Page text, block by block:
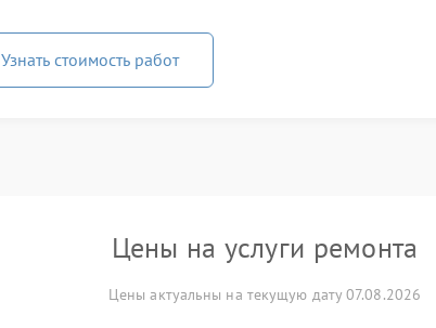
Узнать стоимость работ
Цены на услуги ремонта
Цены актуальны на текущую дату 07.08.2026